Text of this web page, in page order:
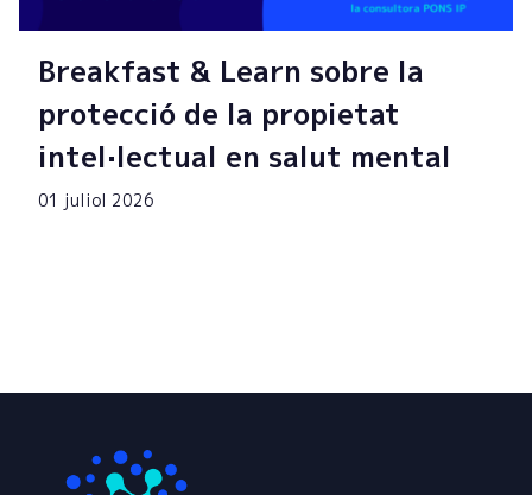
Breakfast & Learn sobre la
protecció de la propietat
intel·lectual en salut mental
01 juliol 2026